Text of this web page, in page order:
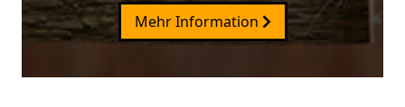
Mehr Information